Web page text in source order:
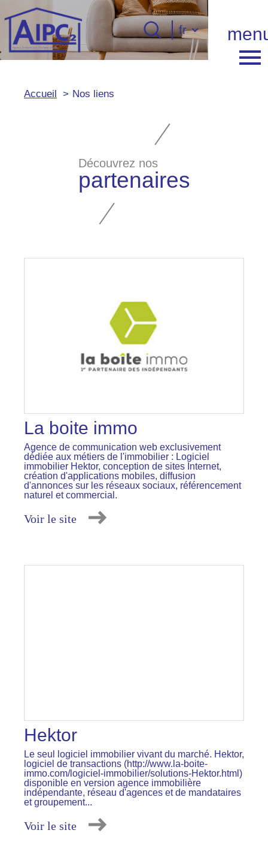
Langue
fr
Accueil 0 Langue
fr
Accueil Nos liens
Découvrez nos
partenaires
La boite immo
Agence de communication web exclusivement
dédiée aux métiers de l'immobilier : Logiciel
immobilier Hektor, conception de sites Internet,
création d'applications mobiles, diffusion
d'annonces sur les réseaux sociaux, référencement
naturel et commercial.
Voir le site
Hektor
Le seul logiciel immobilier vivant du marché. Hektor,
logiciel de transactions (http://www.la-boite-
immo.com/logiciel-immobilier/solutions-Hektor.html)
disponible en version agence immobilière
indépendante, réseau d'agences et de mandataires
et groupement...
Voir le site